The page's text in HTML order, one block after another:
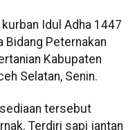
Idul Adha 1447
Bidang Peternakan
Kabupaten
Selatan, Senin.
tersebut
Terdiri sapi jantan